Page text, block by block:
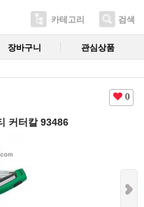
카테고리 검색
장바구니 관심상품
0
커터칼 93486